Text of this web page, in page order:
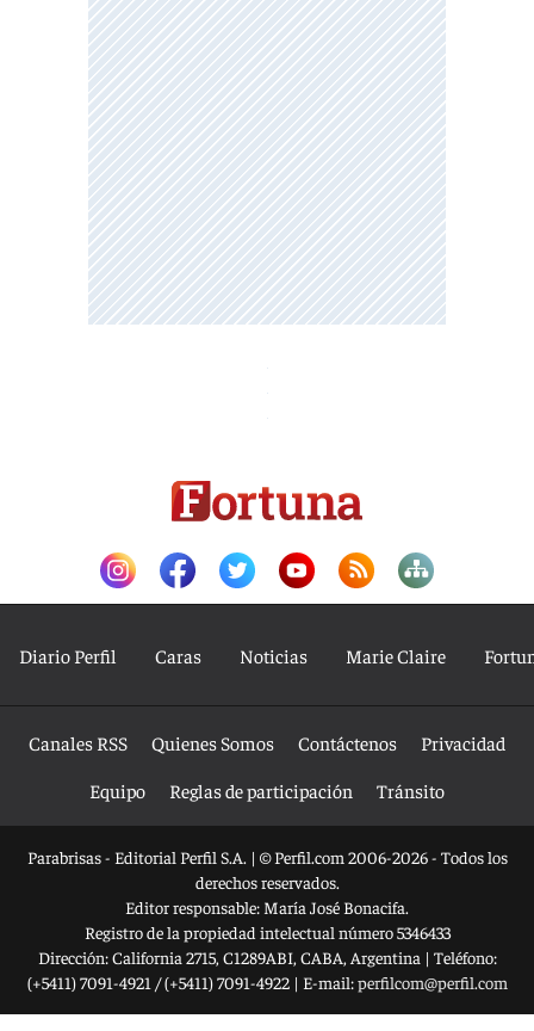
Diario Perfil Caras Noticias Marie Claire
Canales RSS Quienes Somos Contáctenos
Privacidad
Equipo
Reglas de participación Tránsito
Parabrisas - Editorial Perfil S.A. | © Perfil.com 2006-2026 - Todos los
derechos reservados.
Editor responsable: María José Bonacifa.
Registro de la propiedad intelectual número 5346433
Dirección:California 2715, C1289ABI, CABA, Argentina | Teléfono:
(+5411) 7091-4921 /(+5411) 7091-4922| E-mail:perfilcom@perfil.com